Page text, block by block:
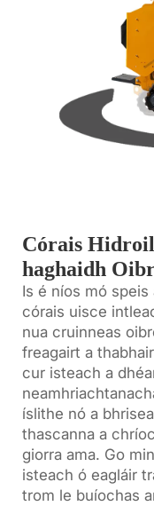
Córais
haghaidh
Is é níos mó
córais uisce
nua cruinneas
freagairt a
cur isteach a
íslithe nó a
thascanna a
giorra ama. Go
isteach ó eagláir
trom le buíochas